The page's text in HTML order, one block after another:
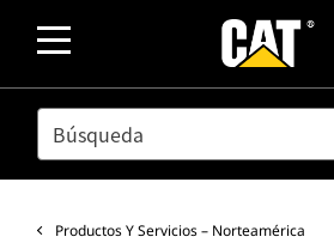
SEARCH
Productos Y Servicios – Norteamérica